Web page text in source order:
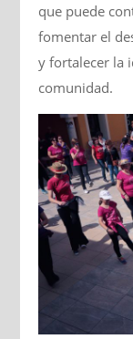
que puede
fomentar el
y fortalecer la
comunidad.